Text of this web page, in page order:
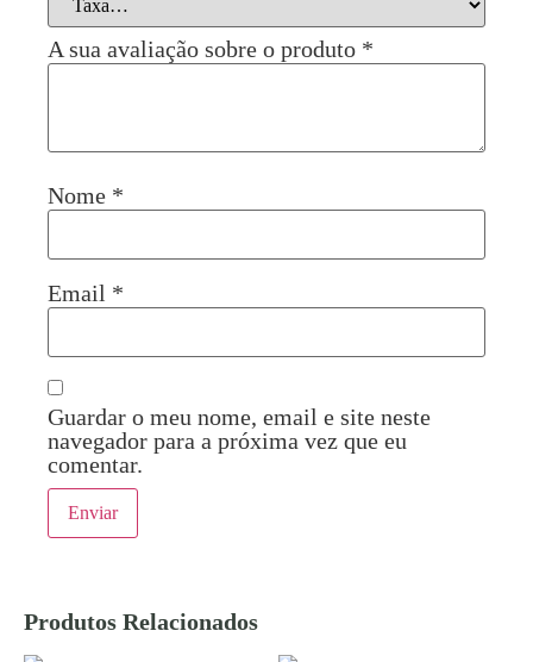
A sua avaliação sobre o produto *
Nome *
Email *
Guardar o meu nome, email e site neste
navegador para a próxima vez que eu
comentar.
Produtos Relacionados